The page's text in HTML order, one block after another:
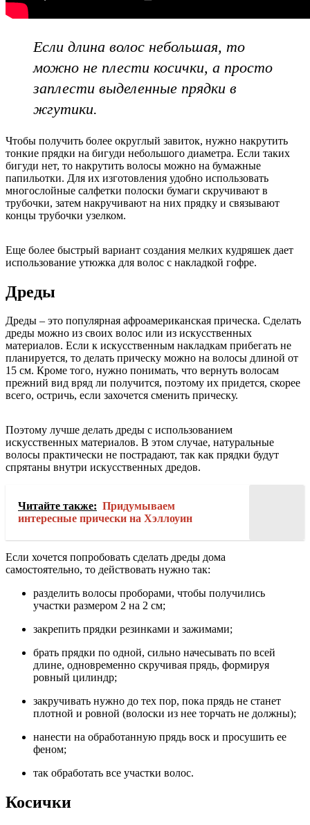
Если длина волос небольшая, то
можно не плести косички, а просто
заплести выделенные прядки в
жгутики.
Чтобы получить более округлый завиток, нужно накрутить
тонкие прядки на бигуди небольшого диаметра. Если таких
бигуди нет, то накрутить волосы можно на бумажные
папильотки. Для их изготовления удобно использовать
многослойные салфетки полоски бумаги скручивают в
трубочки, затем накручивают на них прядку и связывают
концы трубочки узелком.
Еще более быстрый вариант создания мелких кудряшек дает
использование утюжка для волос с накладкой гофре.
Дреды
Дреды – это популярная афроамериканская прическа. Сделать
дреды можно из своих волос или из искусственных
материалов. Если к искусственным накладкам прибегать не
планируется, то делать прическу можно на волосы длиной от
15 см. Кроме того, нужно понимать, что вернуть волосам
прежний вид вряд ли получится, поэтому их придется, скорее
всего, остричь, если захочется сменить прическу.
Поэтому лучше делать дреды с использованием
искусственных материалов. В этом случае, натуральные
волосы практически не пострадают, так как прядки будут
спрятаны внутри искусственных дредов.
Читайте также: Придумываем
интересные прически на Хэллоуин
Если хочется попробовать сделать дреды дома
самостоятельно, то действовать нужно так:
разделить волосы проборами, чтобы получились
участки размером 2 на 2 см;
закрепить прядки резинками и зажимами;
брать прядки по одной, сильно начесывать по всей
длине, одновременно скручивая прядь, формируя
ровный цилиндр;
закручивать нужно до тех пор, пока прядь не станет
плотной и ровной (волоски из нее торчать не должны);
нанести на обработанную прядь воск и просушить ее
феном;
так обработать все участки волос.
Косички